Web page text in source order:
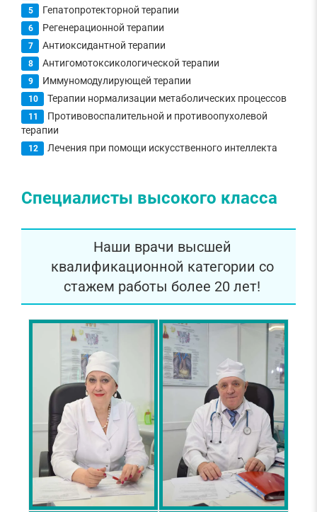
Гепатопротекторной терапии
Регенерационной терапии
Антиоксидантной терапии
Антигомотоксикологической терапии
Иммуномодулирующей терапии
Терапии нормализации метаболических процессов
Противовоспалительной и противоопухолевой
терапии
Лечения при помощи искусственного интеллекта
Специалисты высокого класса
Наши врачи высшей
квалификационной категории со
стажем работы более 20 лет!